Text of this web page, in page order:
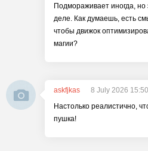
Подмораживает иногда,
деле. Как думаешь, есть
чтобы движок
магии?
askfjkas
8 July 2026 15:50
Настолько реалистично,
пушка!